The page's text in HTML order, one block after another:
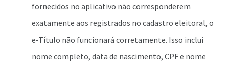
fornecidos no aplicativo não corresponderem
exatamente aos registrados no cadastro eleitoral, o
e-Título não funcionará corretamente. Isso inclui
nome completo, data de nascimento, CPF e nome